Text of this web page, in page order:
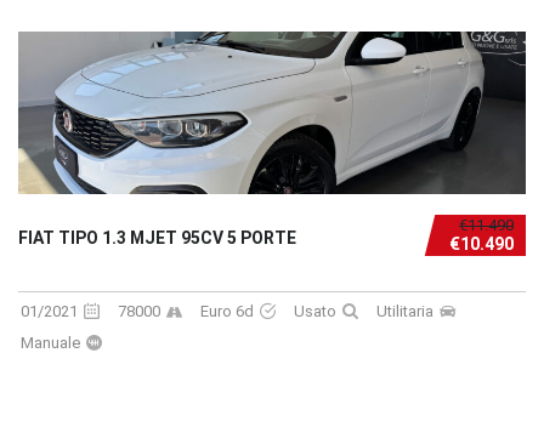
€11.490
€10.490
FIAT TIPO 1.3 MJET 95CV 5 PORTE
01/2021 78000 Euro 6d Usato
Utilitaria
Manuale